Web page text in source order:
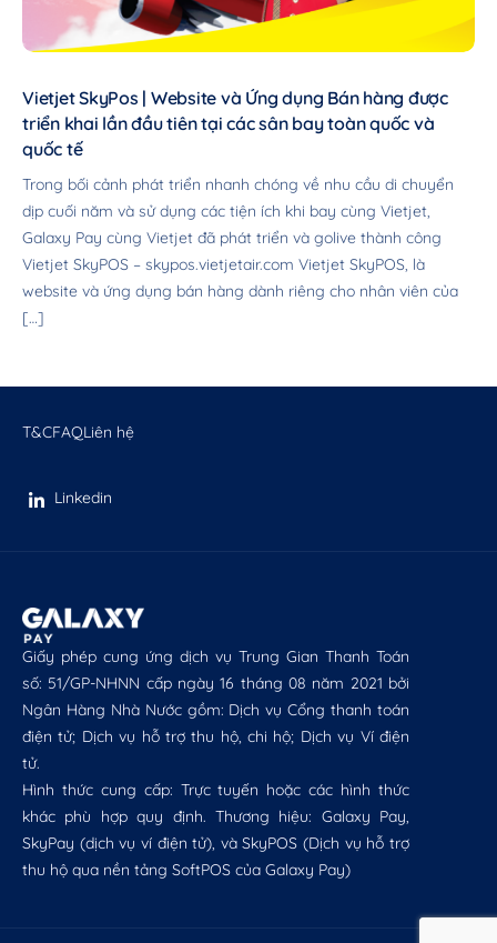
Vietjet SkyPos | Website và Ứng dụng Bán hàng được
triển khai lần đầu tiên tại các sân bay toàn quốc và
quốc tế
Trong bối cảnh phát triển nhanh chóng về nhu cầu di chuyển
dịp cuối năm và sử dụng các tiện ích khi bay cùng Vietjet,
Galaxy Pay cùng Vietjet đã phát triển và golive thành công
Vietjet SkyPOS – skypos.vietjetair.com Vietjet SkyPOS, là
website và ứng dụng bán hàng dành riêng cho nhân viên của
[…]
T&CFAQLiên hệ
Linkedin
Giấy phép cung ứng dịch vụ Trung Gian Thanh Toán
số: 51/GP-NHNN cấp ngày 16 tháng 08 năm 2021 bởi
Ngân Hàng Nhà Nước gồm: Dịch vụ Cổng thanh toán
điện tử; Dịch vụ hỗ trợ thu hộ, chi hộ; Dịch vụ Ví điện
tử.
Hình thức cung cấp: Trực tuyến hoặc các hình thức
khác phù hợp quy định. Thương hiệu: Galaxy Pay,
SkyPay (dịch vụ ví điện tử), và SkyPOS (Dịch vụ hỗ trợ
thu hộ qua nền tảng SoftPOS của Galaxy Pay)